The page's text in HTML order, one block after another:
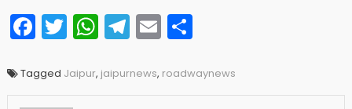
Facebook
Twitter
WhatsApp
Telegram
EmailShare
Tagged Jaipur, jaipurnews, roadwaynews